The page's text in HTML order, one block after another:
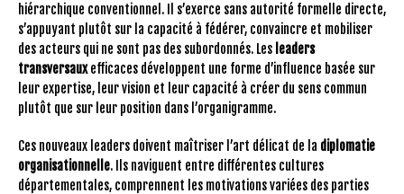
hiérarchique conventionnel. Il s’exerce sans autorité formelle directe,
s’appuyant plutôt sur la capacité à fédérer, convaincre et mobiliser
des acteurs qui ne sont pas des subordonnés. Les leaders
transversauxefficaces développent une forme d’influence basée sur
leur expertise, leur vision et leur capacité à créer du sens commun
plutôt que sur leur position dans l’organigramme.
Ces nouveaux leaders doivent maîtriser l’art délicat de la diplomatie
organisationnelle. Ils naviguent entre différentes cultures
départementales, comprennent les motivations variées des parties